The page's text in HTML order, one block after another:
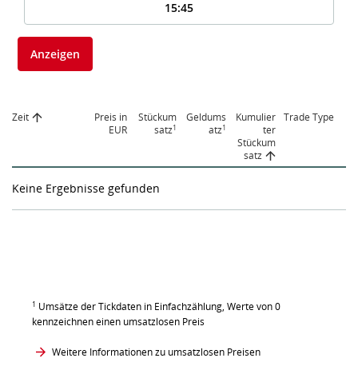
Anzeigen
Zeit
Preis in
EUR
Stückum
satz1
Geldums
atz1
Kumulier
ter
Stückum
satz
Trade Type
Keine Ergebnisse gefunden
1 Umsätze der Tickdaten in Einfachzählung, Werte von 0
kennzeichnen einen umsatzlosen Preis
Weitere Informationen zu umsatzlosen Preisen